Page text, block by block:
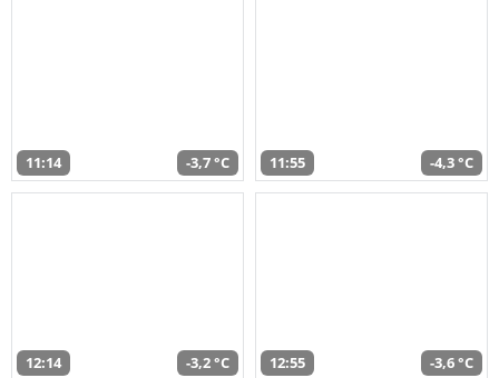
11:14 -3,7 °C 11:55 -4,3 °C
12:14 -3,2 °C 12:55 -3,6 °C